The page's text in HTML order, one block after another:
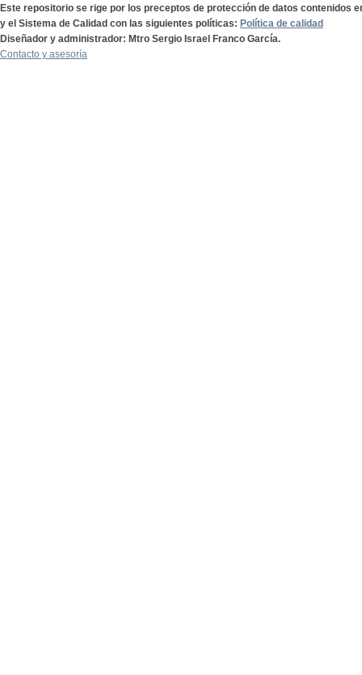
Este repositorio se rige por los preceptos de protección de datos contenidos
y el Sistema de Calidad con las siguientes políticas: Política de calidad
Diseñador y administrador: Mtro Sergio Israel Franco García.
Contacto y asesoría